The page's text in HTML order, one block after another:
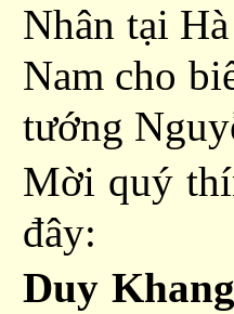
Nhân tại
Nam cho
tướng
Mời quý
đây:
Duy